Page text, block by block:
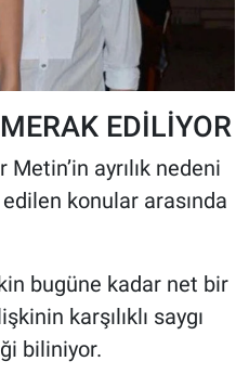
EDİLİYOR
ayrılık nedeni
konular arasında
bugüne kadar net bir
karşılıklı saygı
biliniyor.